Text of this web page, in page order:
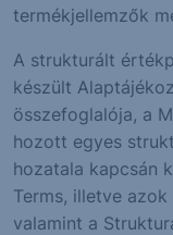
termékjellemzők
A strukturált
készült
összefoglalója, a
hozott egyes
hozatala kapcsán
Terms, illetve
valamint a